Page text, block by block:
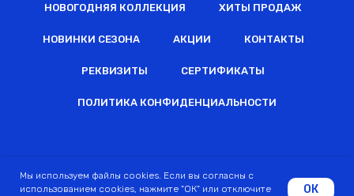
НОВОГОДНЯЯ КОЛЛЕКЦИЯ ХИТЫ ПРОДАЖ
НОВИНКИ СЕЗОНА АКЦИИ КОНТАКТЫ
РЕКВИЗИТЫ СЕРТИФИКАТЫ
ПОЛИТИКА КОНФИДЕНЦИАЛЬНОСТИ
Мы используем файлы cookies. Если вы согласны с
использованием cookies, нажмите "ОК" или отключите
ОК